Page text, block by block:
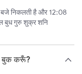
निकलती है और 12:08
बुध गुरु शुक्र शनि
बुक करूँ?